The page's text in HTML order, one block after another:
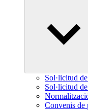
Sol·licitud
Sol·licitud
Convenis de